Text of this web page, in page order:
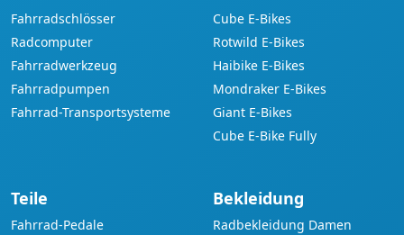
Fahrradschlösser
Radcomputer
Fahrradwerkzeug
Fahrradpumpen
Fahrrad-Transportsysteme
Cube E-Bikes
Rotwild E-Bikes
Haibike E-Bikes
Mondraker E-Bikes
Giant E-Bikes
Cube E-Bike Fully
Teile
Fahrrad-Pedale
Bekleidung
Radbekleidung Damen